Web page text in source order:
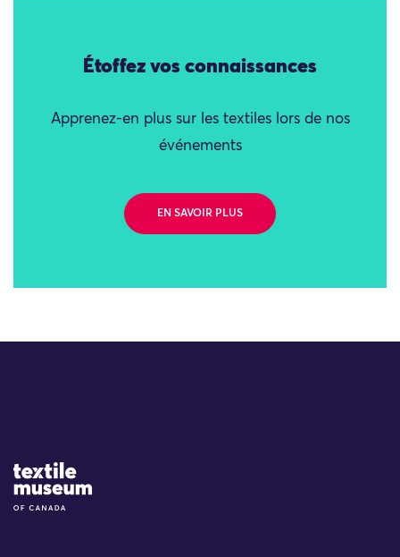
Étoffez vos connaissances
Apprenez-en plus sur les textiles lors de nos
événements
EN SAVOIR PLUS
Site Logo